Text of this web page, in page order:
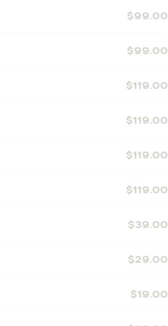
$99.00
$99.00
$119.00
$119.00
$119.00
$119.00
$39.00
$29.00
$19.00